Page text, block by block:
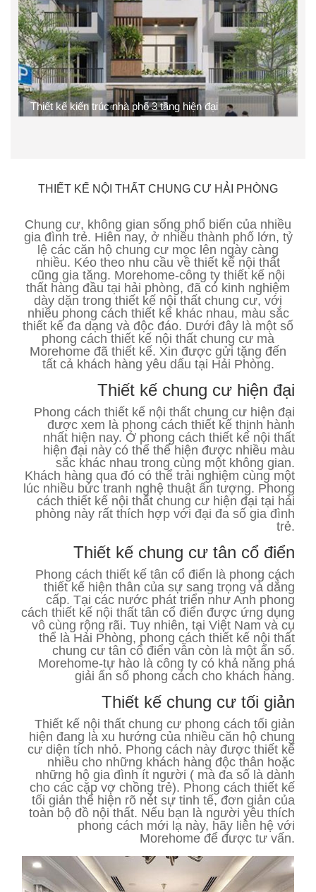
Thiết kế kiến trúc nhà phố 3 tầng hiện đại
THIẾT KẾ NỘI THẤT CHUNG CƯ HẢI PHÒNG
Chung cư, không gian sống phổ biến của nhiều
gia đình trẻ. Hiên nay, ở nhiều thành phố lớn, tỷ
lệ các căn hộ chung cư mọc lên ngày càng
nhiều. Kéo theo nhu cầu về thiết kế nội thất
cũng gia tăng. Morehome-công ty thiết kế nội
thất hàng đầu tại hải phòng, đã có kinh nghiệm
dày dặn trong thiết kế nội thất chung cư, với
nhiều phong cách thiết kế khác nhau, màu sắc
thiết kế đa dạng và độc đáo. Dưới đây là một số
phong cách thiết kế nội thất chung cư mà
Morehome đã thiết kế. Xin được gửi tặng đến
tất cả khách hàng yêu dấu tại Hải Phòng.
Thiết kế chung cư hiện đại
Phong cách thiết kế nội thất chung cư hiện đại
được xem là phong cách thiết kế thịnh hành
nhất hiện nay. Ở phong cách thiết kế nội thất
hiện đại này có thể thể hiện được nhiều màu
sắc khác nhau trong cùng một không gian.
Khách hàng qua đó có thể trải nghiệm cùng một
lúc nhiều bức tranh nghệ thuật ấn tượng. Phong
cách thiết kế nội thất chung cư hiện đại tại hải
phòng này rất thích hợp với đại đa số gia đình
trẻ.
Thiết kế chung cư tân cổ điển
Phong cách thiết kế tân cổ điển là phong cách
thiết kế hiện thân của sự sang trọng và dẳng
cấp. Tại các nước phát triển như Anh phong
cách thiết kế nội thất tân cổ điển được ứng dụng
vô cùng rộng rãi. Tuy nhiên, tại Việt Nam và cụ
thể là Hải Phòng, phong cách thiết kế nội thất
chung cư tân cổ điển vẫn còn là một ẩn số.
Morehome-tự hào là công ty có khả năng phá
giải ẩn số phong cách cho khách hàng.
Thiết kế chung cư tối giản
Thiết kế nội thất chung cư phong cách tối giản
hiện đang là xu hướng của nhiều căn hộ chung
cư diện tích nhỏ. Phong cách này được thiết kế
nhiều cho những khách hàng độc thân hoặc
những hộ gia đình ít người ( mà đa số là dành
cho các cặp vợ chồng trẻ). Phong cách thiết kế
tối giản thể hiện rõ nét sự tinh tế, đơn giản của
toàn bộ đồ nội thất. Nếu bạn là người yêu thích
phong cách mới lạ này, hãy liên hệ với
Morehome để được tư vấn.